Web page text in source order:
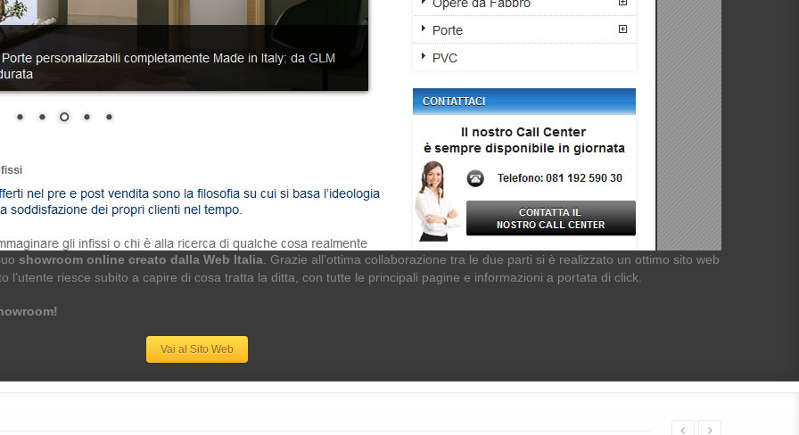
showroom online creato dalla Web Italia . Grazie all’ottima collaborazione tra le due parti si è realizzato un ottimo sito web
riesce subito a capire di cosa tratta la ditta, con tutte le principali pagine e informazioni a portata di click.
Vai al Sito Web